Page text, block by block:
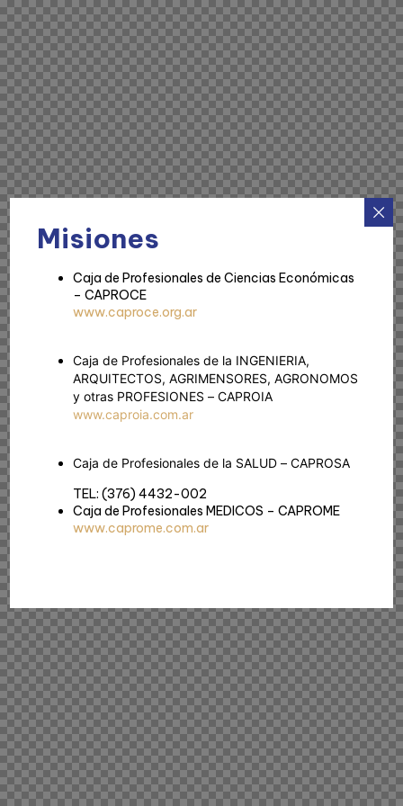
Misiones
Caja de Profesionales de Ciencias Económicas
– CAPROCE
www.caproce.org.ar
Caja de Profesionales de la INGENIERIA,
ARQUITECTOS, AGRIMENSORES, AGRONOMOS
y otras PROFESIONES – CAPROIA
www.caproia.com.ar
Caja de Profesionales de la SALUD – CAPROSA
TEL: (376) 4432-002
Caja de Profesionales MEDICOS – CAPROME
www.caprome.com.ar